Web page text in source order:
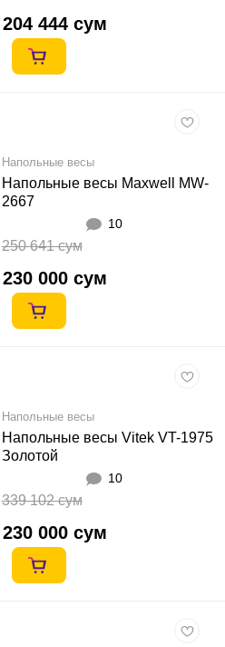
204 444 сум
Напольные весы
Напольные весы Maxwell MW-
2667
10
250 641 сум
230 000 сум
Напольные весы
Напольные весы Vitek VT-1975
Золотой
10
339 102 сум
230 000 сум